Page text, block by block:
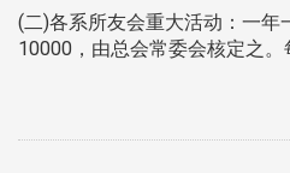
(二)各系所友会重大活动：一年
10000，由总会常委会核定之。